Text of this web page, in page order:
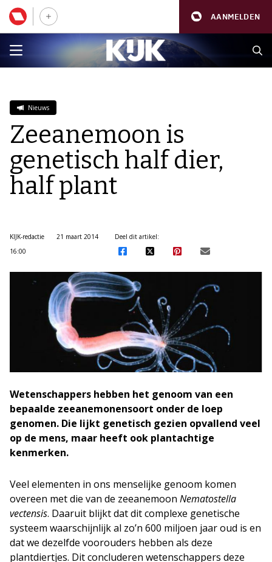
AANMELDEN
Nieuws
Zeeanemoon is
genetisch half dier,
half plant
KIJK-redactie
21 maart 2014
16:00
Deel dit artikel:
Wetenschappers hebben het genoom van een
bepaalde zeeanemonensoort onder de loep
genomen. Die lijkt genetisch gezien opvallend veel
op de mens, maar heeft ook plantachtige
kenmerken.
Veel elementen in ons menselijke genoom komen
overeen met die van de zeeanemoon Nematostella
vectensis. Daaruit blijkt dat dit complexe genetische
systeem waarschijnlijk al zo’n 600 miljoen jaar oud is en
dat we dezelfde voorouders hebben als deze
plantdiertjes. Dit concluderen wetenschappers deze